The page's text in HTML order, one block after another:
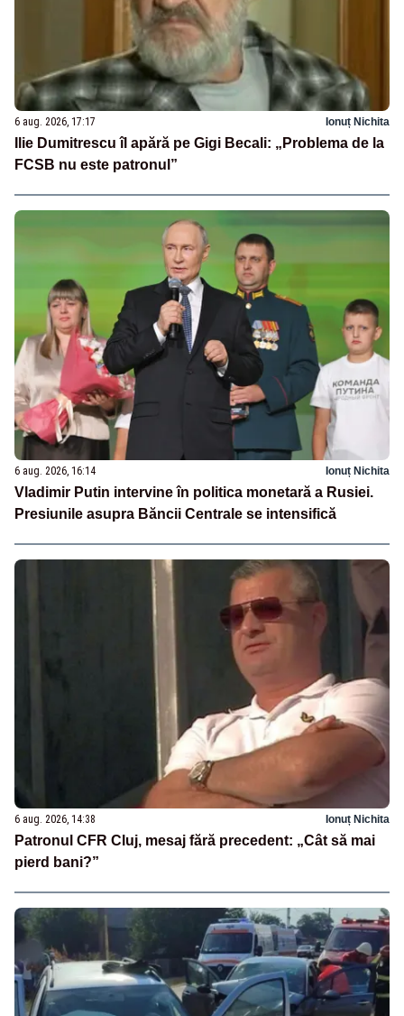
6 aug. 2026, 17:17 Ionuț Nichita
Ilie Dumitrescu îl apără pe Gigi Becali: „Problema de la
FCSB nu este patronul”
6 aug. 2026, 16:14 Ionuț Nichita
Vladimir Putin intervine în politica monetară a Rusiei.
Presiunile asupra Băncii Centrale se intensifică
6 aug. 2026, 14:38 Ionuț Nichita
Patronul CFR Cluj, mesaj fără precedent: „Cât să mai
pierd bani?”